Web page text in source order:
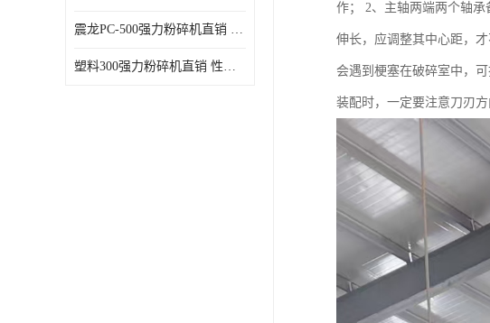
震龙PC-500强力粉碎机直销 性价比高
塑料300强力粉碎机直销 性价比高
作； 2、主轴两端两个轴
伸长，应调整其中心距，
会遇到梗塞在破碎室中，
装配时，一定要注意刀刃